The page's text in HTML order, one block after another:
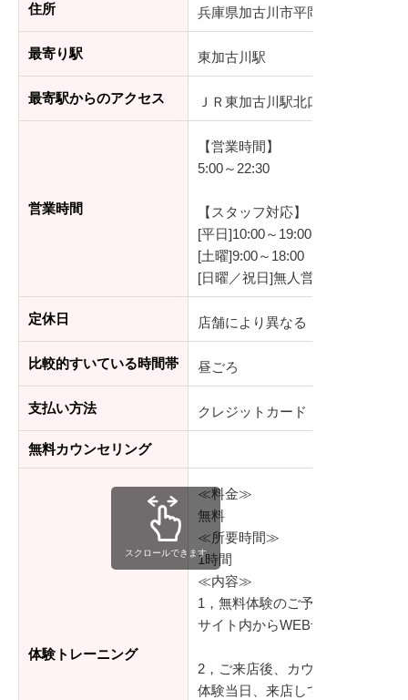
住所 兵庫県加古川市平岡町新在家
最寄り駅 東加古川駅
最寄駅からのアクセス ＪＲ東加古川駅北口 徒歩2分
営業時間
【営業時間】
5:00～22:30
【スタッフ対応】
[平日]10:00～19:00
[土曜]9:00～18:00
[日曜／祝日]無人営業
定休日 店舗により異なる
比較的すいている時間帯 昼ごろ
支払い方法 クレジットカード
無料カウンセリング
体験トレーニング
≪料金≫
無料
≪所要時間≫
1時間
≪内容≫
1，無料体験のご予約
サイト内からWEB予約、もしく
2，ご来店後、カウンセリング（
体験当日、来店していただきロ
スクロールできます